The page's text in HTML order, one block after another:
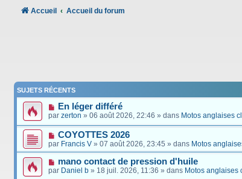
Accueil Accueil du forum
SUJETS RÉCENTS
En léger différé
par zerton » 06 août 2026, 22:46 » dans Motos anglaises
COYOTTES 2026
par Francis V » 07 août 2026, 23:45 » dans Motos
mano contact de pression d'huile
par Daniel b » 18 juil. 2026, 11:36 » dans Motos anglaises